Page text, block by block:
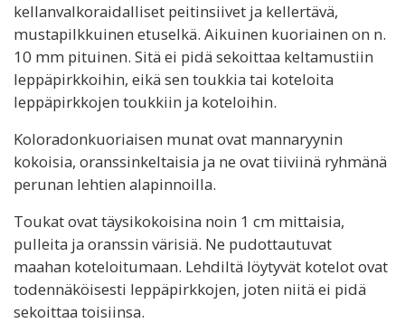
kellanvalkoraidalliset peitinsiivet ja kellertävä,
mustapilkkuinen etuselkä. Aikuinen kuoriainen on n.
10 mm pituinen. Sitä ei pidä sekoittaa keltamustiin
leppäpirkkoihin, eikä sen toukkia tai koteloita
leppäpirkkojen toukkiin ja koteloihin.
Koloradonkuoriaisen munat ovat mannaryynin
kokoisia, oranssinkeltaisia ja ne ovat tiiviinä ryhmänä
perunan lehtien alapinnoilla.
Toukat ovat täysikokoisina noin 1 cm mittaisia,
pulleita ja oranssin värisiä. Ne pudottautuvat
maahan koteloitumaan. Lehdiltä löytyvät kotelot ovat
todennäköisesti leppäpirkkojen, joten niitä ei pidä
sekoittaa toisiinsa.